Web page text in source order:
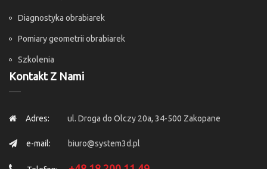
Diagnostyka obrabiarek
Pomiary geometrii obrabiarek
Szkolenia
Kontakt Z Nami
Adres: ul. Droga do Olczy 20a, 34-500 Zakopane
e-mail: biuro@system3d.pl